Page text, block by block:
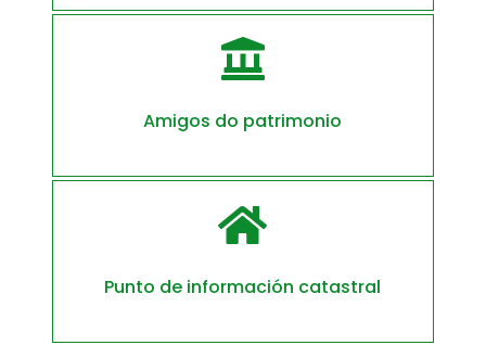

Amigos do patrimonio

Punto de información catastral